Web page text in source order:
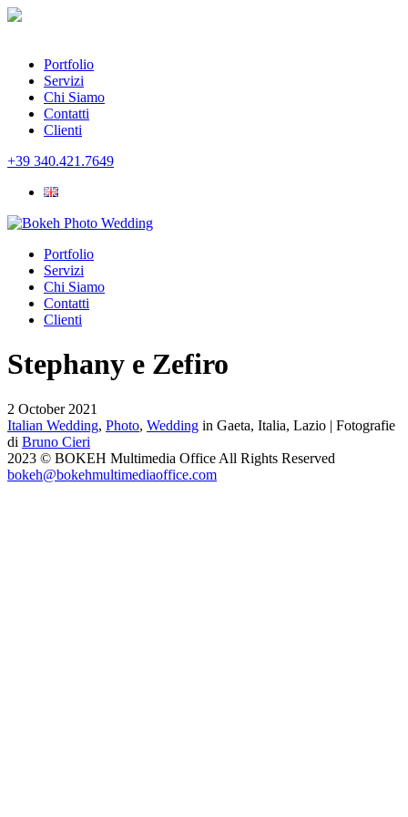
Portfolio
Servizi
Chi Siamo
Contatti
Clienti
+39 340.421.7649
Portfolio
Servizi
Chi Siamo
Contatti
Clienti
Stephany e Zefiro
2 October 2021
Italian Wedding, Photo, Wedding in Gaeta, Italia, Lazio | Fotografie
di Bruno Cieri
2023 © BOKEH Multimedia Office All Rights Reserved
bokeh@bokehmultimediaoffice.com